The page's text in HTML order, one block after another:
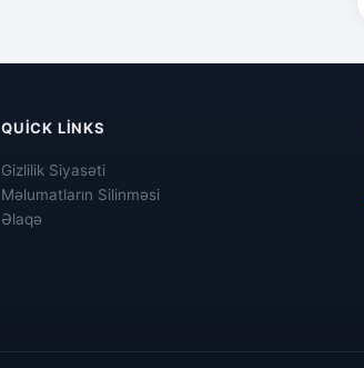
QUICK LINKS
Gizlilik Siyasəti
Məlumatların Silinməsi
Əlaqə